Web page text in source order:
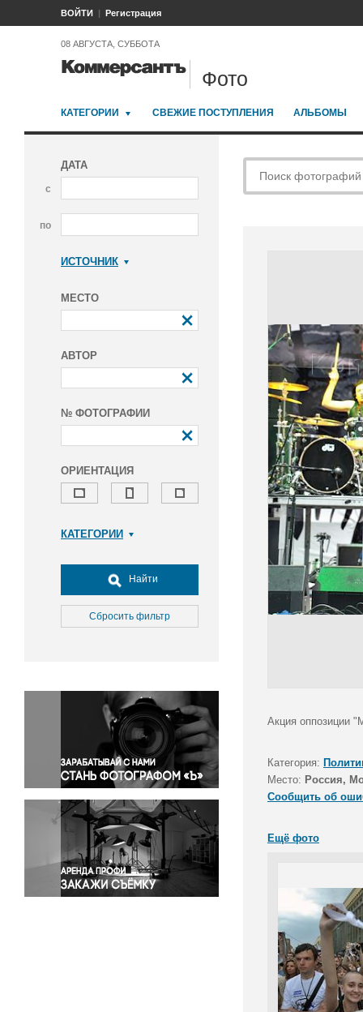
ВОЙТИ Регистрация
08 АВГУСТА, СУББОТА
Фото
КАТЕГОРИИ СВЕЖИЕ ПОСТУПЛЕНИЯ АЛЬБОМЫ
ДАТА
с
по
ИСТОЧНИК
МЕСТО
АВТОР
№ ФОТОГРАФИИ
ОРИЕНТАЦИЯ
КАТЕГОРИИ
Досуг, туризм и отдых
Культура
Медицина
Окружающая среда
Политика
Правосудие
Происшествия и конфликты
Религия
Светская жизнь
Спорт
Экология
Экономика и бизнес
Найти
Сбросить фильтр
Акция оппозиции
Категория:
Место: Россия,
Сообщить об
Ещё фото